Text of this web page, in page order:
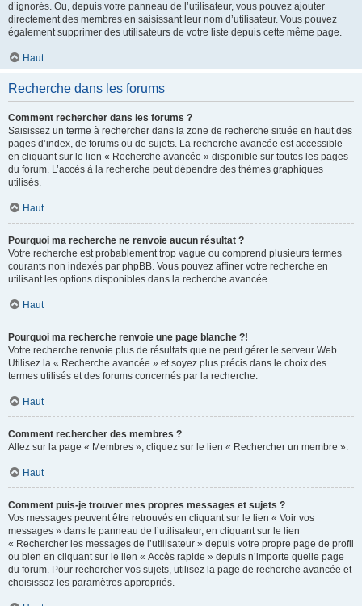
d’ignorés. Ou, depuis votre panneau de l’utilisateur, vous pouvez ajouter
directement des membres en saisissant leur nom d’utilisateur. Vous pouvez
également supprimer des utilisateurs de votre liste depuis cette même page.
Haut
Recherche dans les forums
Comment rechercher dans les forums ?
Saisissez un terme à rechercher dans la zone de recherche située en haut des
pages d’index, de forums ou de sujets. La recherche avancée est accessible
en cliquant sur le lien « Recherche avancée » disponible sur toutes les pages
du forum. L’accès à la recherche peut dépendre des thèmes graphiques
utilisés.
Haut
Pourquoi ma recherche ne renvoie aucun résultat ?
Votre recherche est probablement trop vague ou comprend plusieurs termes
courants non indexés par phpBB. Vous pouvez affiner votre recherche en
utilisant les options disponibles dans la recherche avancée.
Haut
Pourquoi ma recherche renvoie une page blanche ?!
Votre recherche renvoie plus de résultats que ne peut gérer le serveur Web.
Utilisez la « Recherche avancée » et soyez plus précis dans le choix des
termes utilisés et des forums concernés par la recherche.
Haut
Comment rechercher des membres ?
Allez sur la page « Membres », cliquez sur le lien « Rechercher un membre ».
Haut
Comment puis-je trouver mes propres messages et sujets ?
Vos messages peuvent être retrouvés en cliquant sur le lien « Voir vos
messages » dans le panneau de l’utilisateur, en cliquant sur le lien
« Rechercher les messages de l’utilisateur » depuis votre propre page de profil
ou bien en cliquant sur le lien « Accès rapide » depuis n’importe quelle page
du forum. Pour rechercher vos sujets, utilisez la page de recherche avancée et
choisissez les paramètres appropriés.